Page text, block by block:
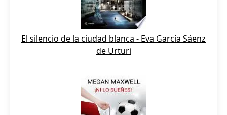
El silencio de la ciudad blanca - Eva García Sáenz
de Urturi